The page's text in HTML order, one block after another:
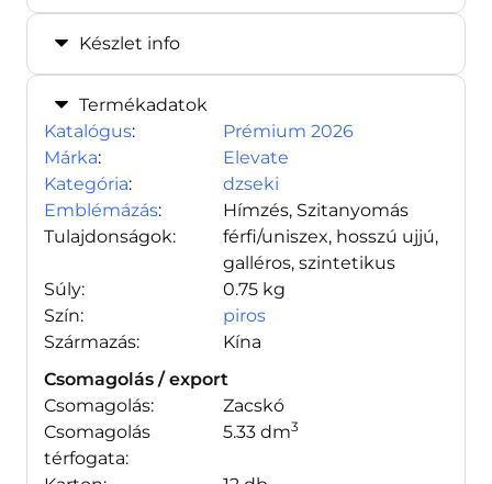
Készlet info
Termékadatok
Katalógus:
Prémium 2026
Márka:
Elevate
Kategória:
dzseki
Emblémázás:
Hímzés, Szitanyomás
Tulajdonságok:
férfi/uniszex, hosszú ujjú,
galléros, szintetikus
Súly:
0.75 kg
Szín:
piros
Származás:
Kína
Csomagolás / export
Csomagolás:
Zacskó
Csomagolás
térfogata:
5.33 dm3